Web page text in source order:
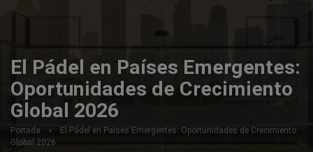
El Pádel en Países Emergentes:
Oportunidades de Crecimiento
Global 2026
Portada »
El Pádel en Países Emergentes: Oportunidades de Crecimiento
Global 2026